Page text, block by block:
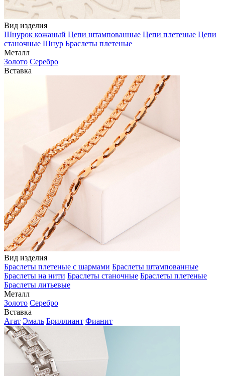
Вид изделия
Шнурок кожаный Цепи штампованные Цепи плетеные Цепи
станочные Шнур Браслеты плетеные
Металл
Золото Серебро
Вставка
Вид изделия
Браслеты плетеные с шармами Браслеты штампованные
Браслеты на нити Браслеты станочные Браслеты плетеные
Браслеты литьевые
Металл
Золото Серебро
Вставка
Агат Эмаль Бриллиант Фианит